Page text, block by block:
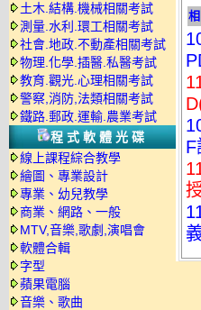
土木.結構.機械相關考試
測量.水利.環工相關考試
社會.地政.不動產相關考試
物理.化學.插醫.私醫考試
教育.觀光.心理相關考試
警察,消防,法類相關考試
鐵路.郵政.運輸.農業考試
程式軟體光碟
線上課程綜合教學
繪圖、專業設計
專業、幼兒教學
商業、網路、一般
MTV,音樂,歌劇,演唱會
軟體合輯
字型
蘋果電腦
音樂、歌曲
F